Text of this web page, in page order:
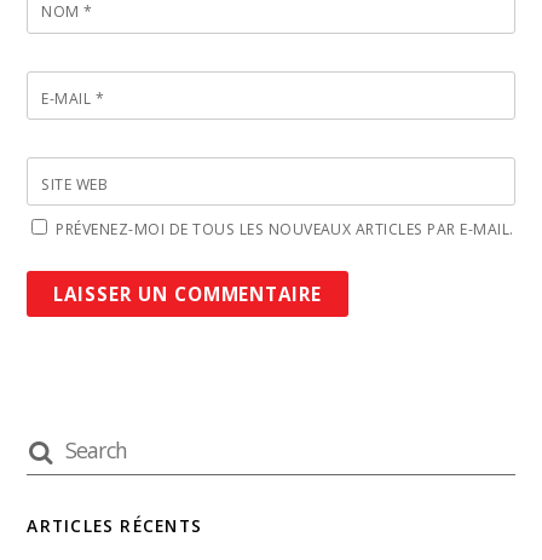
NOM*
E-MAIL *
SITE WEB
PRÉVENEZ-MOI DE TOUS LES NOUVEAUX ARTICLES PAR E-MAIL.
ARTICLES RÉCENTS